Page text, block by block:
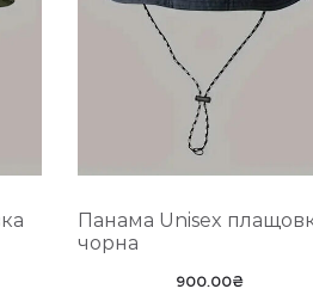
Панама Unisex
чорна
900.00₴